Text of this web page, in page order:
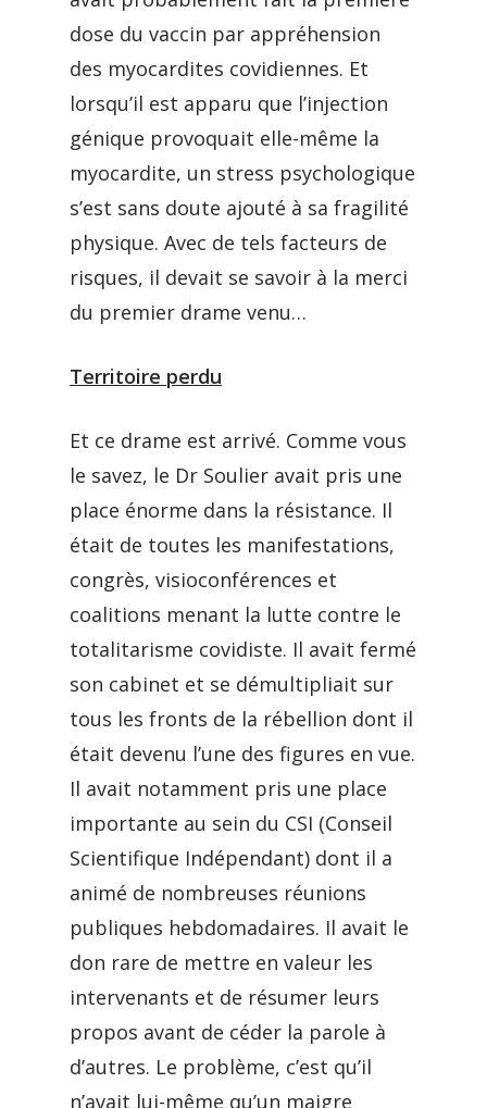
dose du vaccin par appréhension
des myocardites covidiennes. Et
lorsqu’il est apparu que l’injection
génique provoquait elle-même la
myocardite, un stress psychologique
s’est sans doute ajouté à sa fragilité
physique. Avec de tels facteurs de
risques, il devait se savoir à la merci
du premier drame venu…
Territoire perdu
Et ce drame est arrivé. Comme vous
le savez, le Dr Soulier avait pris une
place énorme dans la résistance. Il
était de toutes les manifestations,
congrès, visioconférences et
coalitions menant la lutte contre le
totalitarisme covidiste. Il avait fermé
son cabinet et se démultipliait sur
tous les fronts de la rébellion dont il
était devenu l’une des figures en vue.
Il avait notamment pris une place
importante au sein du CSI (Conseil
Scientifique Indépendant) dont il a
animé de nombreuses réunions
publiques hebdomadaires. Il avait le
don rare de mettre en valeur les
intervenants et de résumer leurs
propos avant de céder la parole à
d’autres. Le problème, c’est qu’il
n’avait lui-même qu’un maigre